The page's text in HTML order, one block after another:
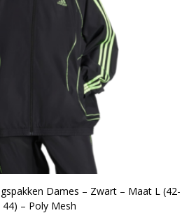
Dames – Zwart – Maat L (42-
44) – Poly Mesh